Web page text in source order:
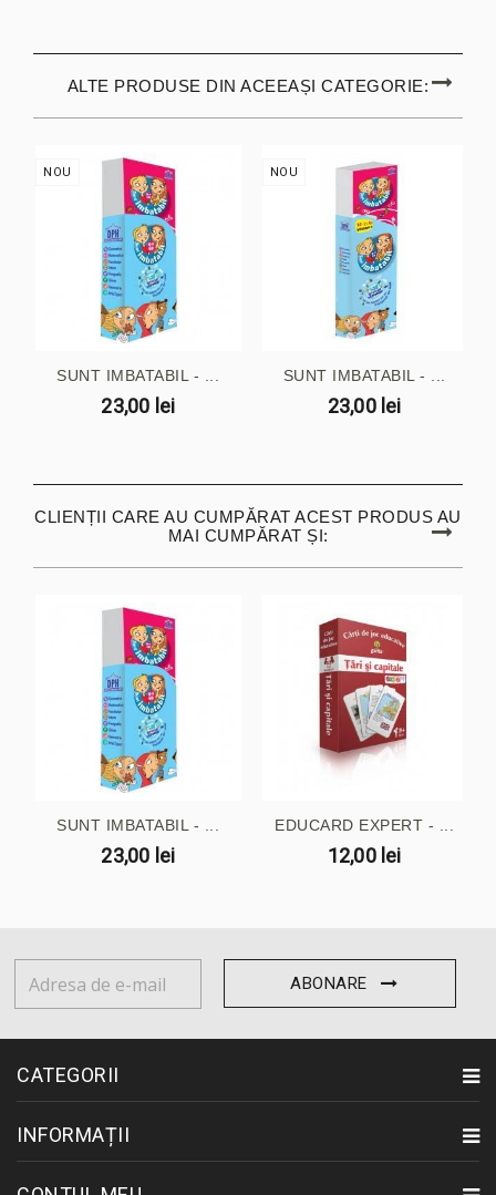
ALTE PRODUSE DIN ACEEAȘI CATEGORIE:
NOU
SUNT IMBATABIL - ...
23,00 lei
NOU
SUNT IMBATABIL - ...
23,00 lei
CLIENȚII CARE AU CUMPĂRAT ACEST PRODUS AU
MAI CUMPĂRAT ȘI:
SUNT IMBATABIL - ...
23,00 lei
EDUCARD EXPERT - ...
12,00 lei
ABONARE
CATEGORII
INFORMAȚII